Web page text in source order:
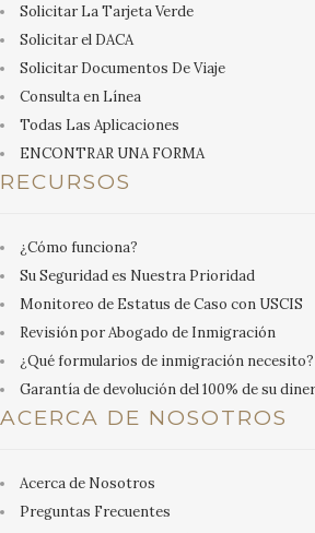
Solicitar La Tarjeta Verde
Solicitar el DACA
Solicitar Documentos De Viaje
Consulta en Línea
Todas Las Aplicaciones
ENCONTRAR UNA FORMA
RECURSOS
¿Cómo funciona?
Su Seguridad es Nuestra Prioridad
Monitoreo de Estatus de Caso con USCIS
Revisión por Abogado de Inmigración
¿Qué formularios de inmigración necesito?
Garantía de devolución del 100% de su
ACERCA DE NOSOTROS
Acerca de Nosotros
Preguntas Frecuentes